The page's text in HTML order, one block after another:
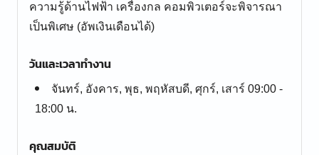
ความรู้ด้านไฟฟ้า เครื่องกล คอมพิวเตอร์จะพิจารณา
เป็นพิเศษ (อัพเงินเดือนได้)
วันและเวลาทำงาน
จันทร์, อังคาร, พุธ, พฤหัสบดี, ศุกร์, เสาร์ 09:00 -
18:00 น.
คุณสมบัติ